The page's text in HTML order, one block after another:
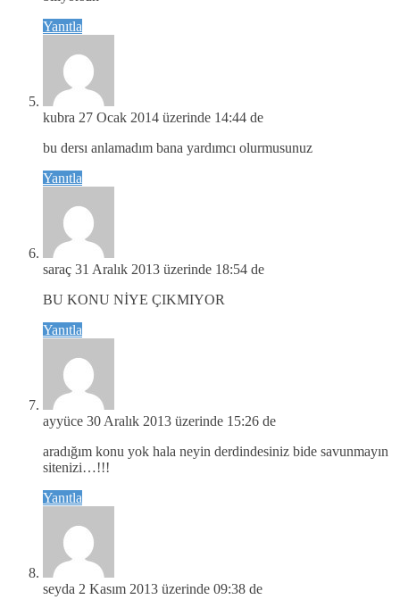
Yanıtla
kubra 27 Ocak 2014 üzerinde 14:44 de
bu dersı anlamadım bana yardımcı olurmusunuz
Yanıtla
saraç 31 Aralık 2013 üzerinde 18:54 de
BU KONU NİYE ÇIKMIYOR
Yanıtla
ayyüce 30 Aralık 2013 üzerinde 15:26 de
aradığım konu yok hala neyin derdindesiniz bide savunmayın
sitenizi…!!!
Yanıtla
seyda 2 Kasım 2013 üzerinde 09:38 de